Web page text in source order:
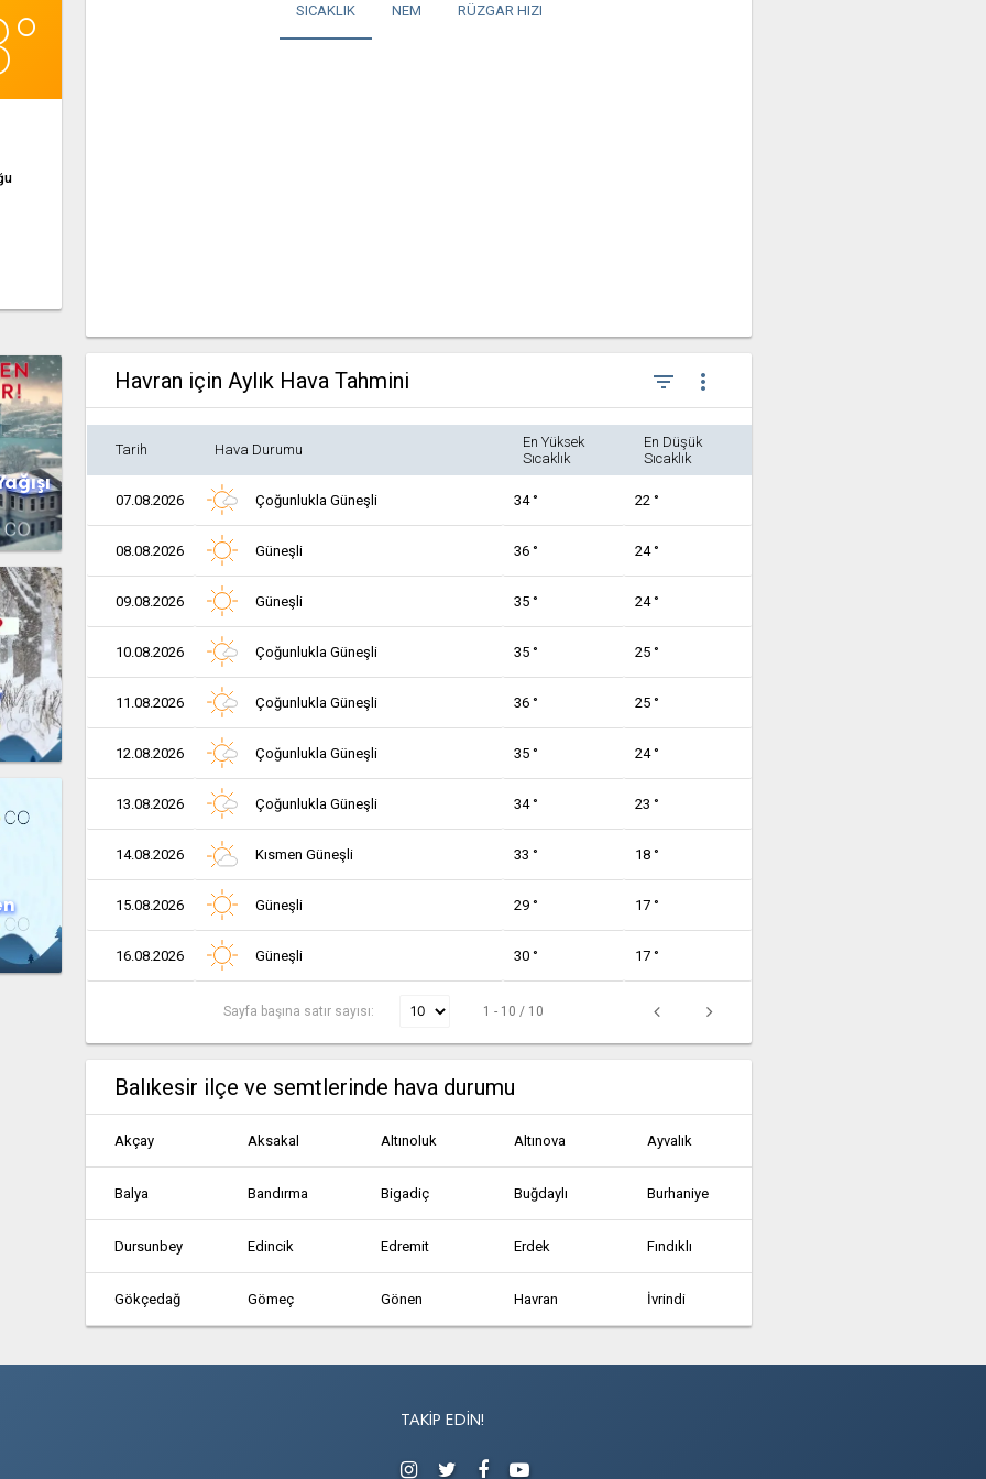
SICAKLIK NEM RÜZGAR HIZI
Havran için Aylık Hava Tahmini filter_list more_vert
Tarih Hava Durumu
En Yüksek
Sıcaklık
En Düşük
Sıcaklık
07.08.2026 Çoğunlukla Güneşli 34 ° 22 °
08.08.2026 Güneşli 36 ° 24 °
09.08.2026 Güneşli 35 ° 24 °
10.08.2026 Çoğunlukla Güneşli 35 ° 25 °
11.08.2026 Çoğunlukla Güneşli 36 ° 25 °
12.08.2026 Çoğunlukla Güneşli 35 ° 24 °
13.08.2026 Çoğunlukla Güneşli 34 ° 23 °
14.08.2026 Kısmen Güneşli 33 ° 18 °
15.08.2026 Güneşli 29 ° 17 °
16.08.2026 Güneşli 30 ° 17 °
Sayfa başına satır sayısı: 1 - 10 / 10
Balıkesir ilçe ve semtlerinde hava durumu
Akçay Aksakal Altınoluk Altınova Ayvalık
Balya Bandırma Bigadiç Buğdaylı Burhaniye
Dursunbey Edincik Edremit Erdek Fındıklı
Gökçedağ Gömeç Gönen Havran İvrindi
Türközü
TAKIP EDIN!